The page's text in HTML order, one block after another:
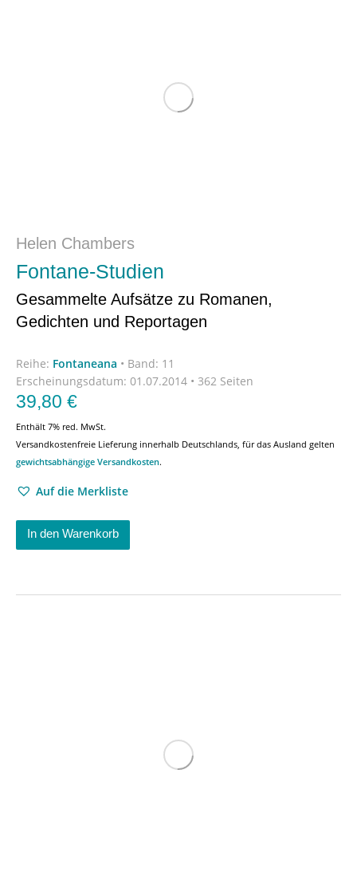
Helen Chambers
Fontane-Studien
Gesammelte Aufsätze zu Romanen,
Gedichten und Reportagen
Reihe: Fontaneana • Band: 11
Erscheinungsdatum: 01.07.2014 • 362 Seiten
39,80 €
Enthält 7% red. MwSt.
Versandkostenfreie Lieferung innerhalb Deutschlands, für das Ausland gelten
gewichtsabhängige Versandkosten.
Auf die Merkliste
In den Warenkorb